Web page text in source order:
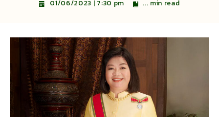
01/06/2023 | 7:30 pm ... min read